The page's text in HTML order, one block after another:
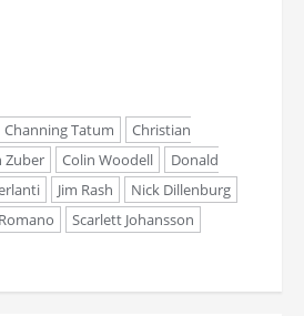
Channing Tatum
Christian
Zuber Colin Woodell
Donald
Jim Rash
Nick Dillenburg
Scarlett Johansson